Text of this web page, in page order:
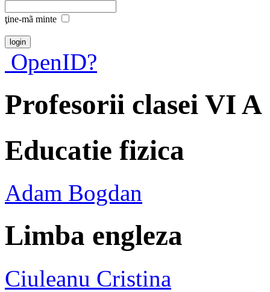
ţine-mã minte
OpenID?
Profesorii clasei VI A
Educatie fizica
Adam Bogdan
Limba engleza
Ciuleanu Cristina